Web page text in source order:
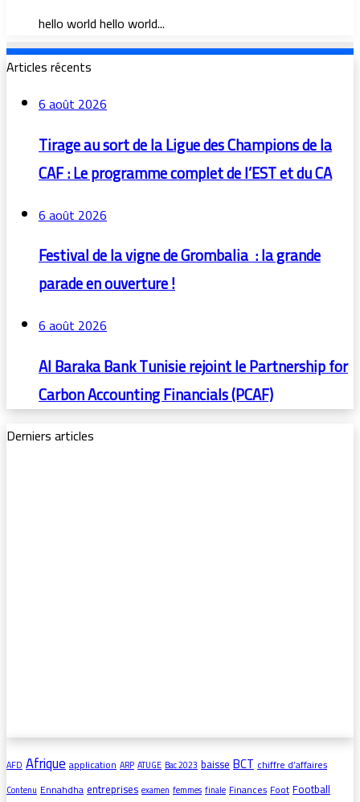
hello world hello world...
Articles récents
6 août 2026
Tirage au sort de la Ligue des Champions de la
CAF : Le programme complet de l’EST et du CA
6 août 2026
Festival de la vigne de Grombalia : la grande
parade en ouverture !
6 août 2026
Al Baraka Bank Tunisie rejoint le Partnership for
Carbon Accounting Financials (PCAF)
Derniers articles
AFD Afriqueapplication ARP ATUGE Bac 2023 baisseBCTchiffre d’affaires
Contenu Ennahdhaentreprises examen femmes finale FinancesFootFootball